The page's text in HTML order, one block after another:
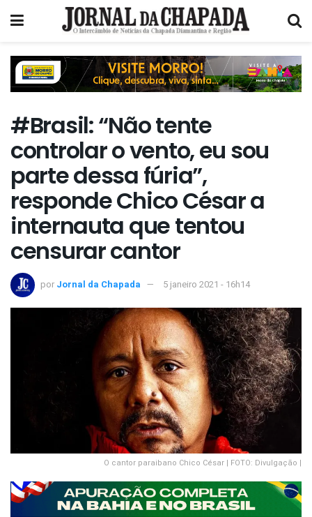
#Brasil: “Não tente
controlar o vento, eu sou
parte dessa fúria”,
responde Chico César a
internauta que tentou
censurar cantor
por Jornal da Chapada 5 janeiro 2021 - 16h14
O cantor paraibano Chico César | FOTO: Divulgação |